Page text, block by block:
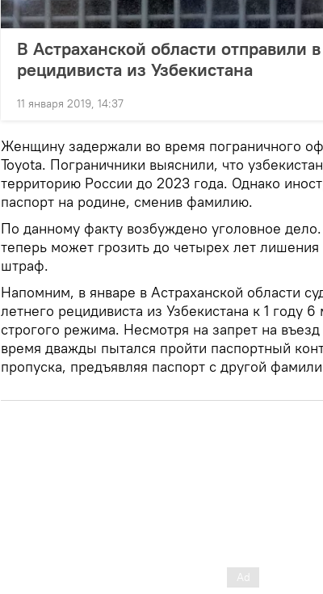
В Астраханской области отправили
рецидивиста из Узбекистана
11 января 2019, 14:37
Женщину задержали во время пограничного
Toyota. Пограничники выяснили, что
территорию России до 2023 года. Однако
паспорт на родине, сменив фамилию.
По данному факту возбуждено уголовное
теперь может грозить до четырех лет
штраф.
Напомним, в январе в Астраханской области
летнего рецидивиста из Узбекистана к 1 году
строгого режима. Несмотря на запрет на
время дважды пытался пройти паспортный
пропуска, предъявляя паспорт с другой